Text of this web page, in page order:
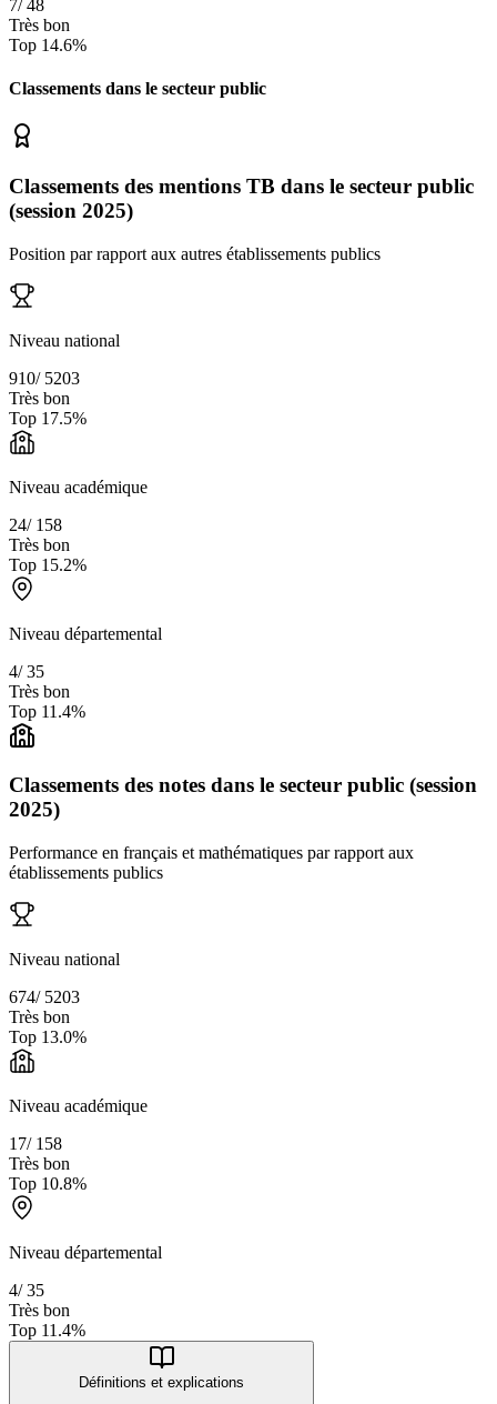
7/ 48
Très bon
Top 14.6%
Classements dans le secteur public
Classements des mentions TB dans le secteur public
(session 2025)
Position par rapport aux autres établissements publics
Niveau national
910/ 5203
Très bon
Top 17.5%
Niveau académique
24/ 158
Très bon
Top 15.2%
Niveau départemental
4/35
Très bon
Top 11.4%
Classements des notes dans le secteur public (session
2025)
Performance en français et mathématiques par rapport aux
établissements publics
Niveau national
674/ 5203
Très bon
Top 13.0%
Niveau académique
17/ 158
Très bon
Top 10.8%
Niveau départemental
4/35
Très bon
Top 11.4%
Définitions et explications